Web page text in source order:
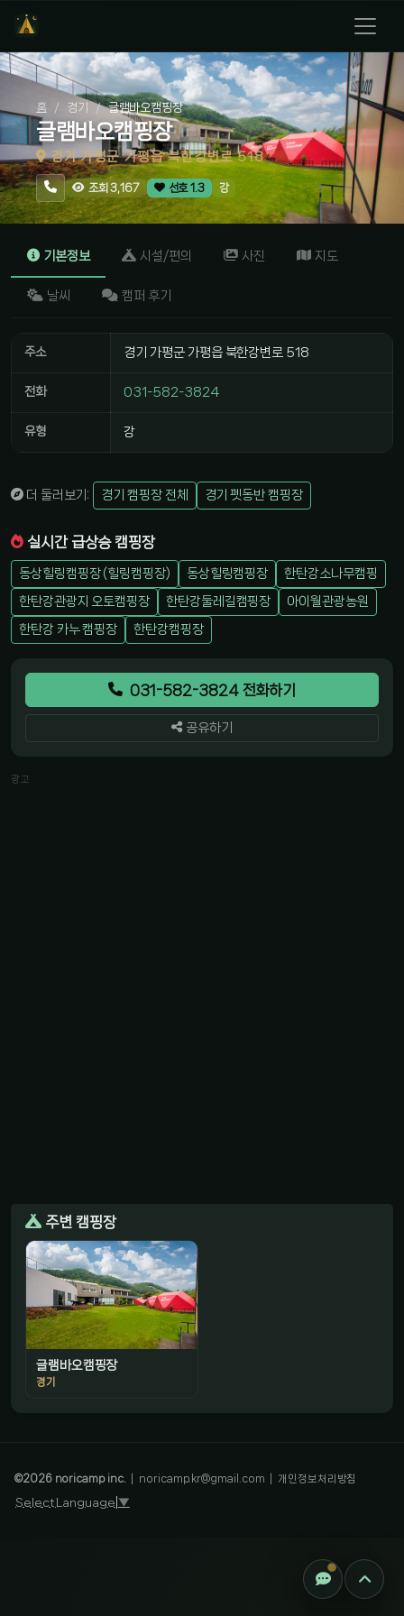
홈 경기 글램바오캠핑장
글램바오캠핑장
경기 가평군 가평읍 북한강변로 518
조회 3,167 선호 1.3 강
기본정보 시설/편의 사진 지도
날씨 캠퍼 후기
주소 경기 가평군 가평읍 북한강변로 518
전화 031-582-3824
유형 강
더 둘러보기: 경기 캠핑장 전체 경기 펫동반 캠핑장
실시간 급상승 캠핑장
동상힐링캠핑장 (힐링캠핑장) 동상힐링캠핑장
한탄강소나무캠핑
한탄강관광지 오토캠핑장
한탄강둘레길캠핑장
아이월관광농원
한탄강 카누 캠핑장
한탄강캠핑장
031-582-3824 전화하기
공유하기
광고
주변 캠핑장
글램바오캠핑장
경기
©2026noricamp inc. noricamp.kr@gmail.com 개인정보처리방침
Select Language ▼